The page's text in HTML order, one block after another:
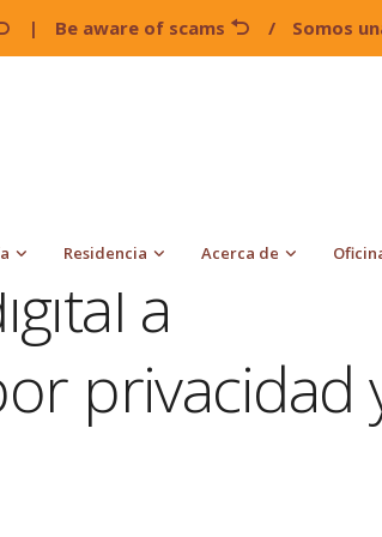
| Be aware of scams / Somos
Residencia Acerca de
a
privacidad